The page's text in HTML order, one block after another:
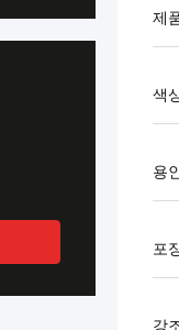
제
색
용
포
강